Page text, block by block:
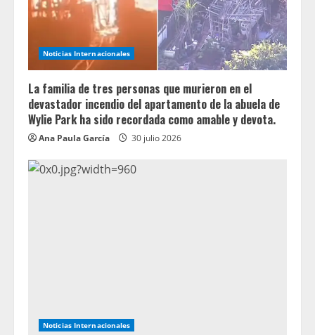
Noticias Internacionales
La familia de tres personas que murieron en el
devastador incendio del apartamento de la abuela de
Wylie Park ha sido recordada como amable y devota.
Ana Paula García 30 julio 2026
Noticias Internacionales